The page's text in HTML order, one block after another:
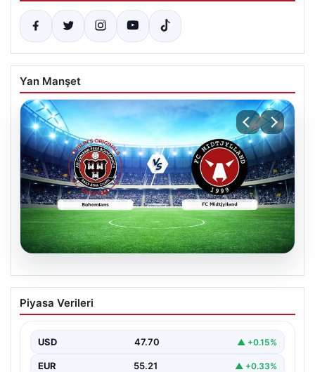
Yan Manşet
06.08.2026
CANLI | Bohemians – FC Midtjylland
Maç Önizlemesi ve Detayları
yaşanıyor. Bohemians ile FC Midtjylland, 06 Ağustos
2026…
Piyasa Verileri
USD 47.70 ▲ +0.15%
EUR 55.21 ▲ +0.33%